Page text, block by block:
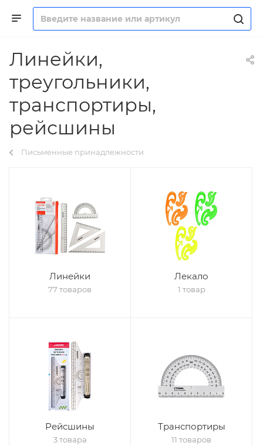
Линейки,
треугольники,
транспортиры,
рейсшины
Письменные принадлежности
Линейки
77 товаров
Лекало
1 товар
Рейсшины
3 товара
Транспортиры
11 товаров